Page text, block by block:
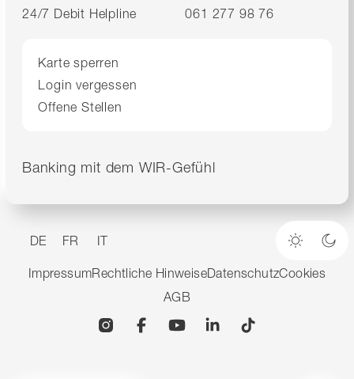
24/7 Debit Helpline
061 277 98 76
Karte sperren
Login vergessen
Offene Stellen
Banking mit dem WIR-Gefühl
DE FR IT
Heller
ImpressumRechtliche HinweiseDatenschutzCookies
AGB
InstagramFacebookYouTubeLinkedin